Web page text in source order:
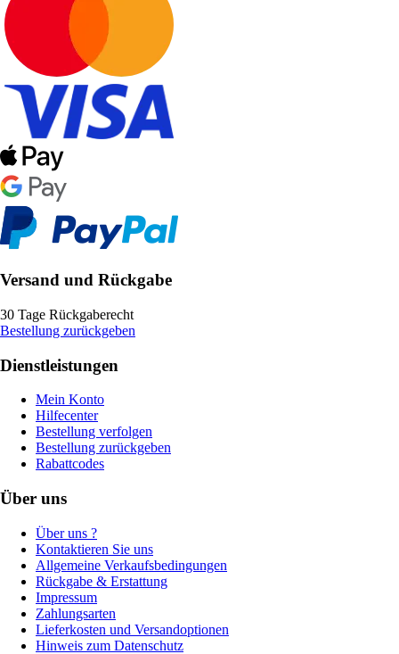
Versand und Rückgabe
30 Tage Rückgaberecht
Bestellung zurückgeben
Dienstleistungen
Mein Konto
Hilfecenter
Bestellung verfolgen
Bestellung zurückgeben
Rabattcodes
Über uns
Über uns ?
Kontaktieren Sie uns
Allgemeine Verkaufsbedingungen
Rückgabe & Erstattung
Impressum
Zahlungsarten
Lieferkosten und Versandoptionen
Hinweis zum Datenschutz